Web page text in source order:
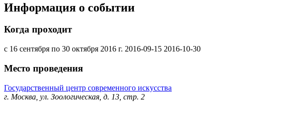
Информация о событии
Когда проходит
с 16 сентября по 30 октября 2016 г. 2016-09-15 2016-10-30
Место проведения
Государственный центр современного искусства
г. Москва, ул. Зоологическая, д. 13, стр. 2